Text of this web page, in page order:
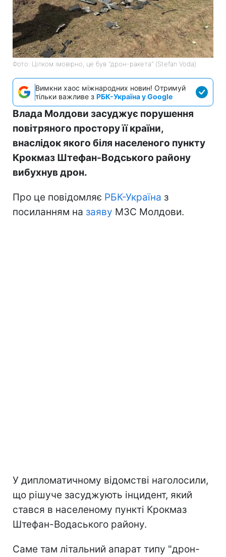
Фото: Цілком імовірно, це був "дрон-ракета" (Stefan Voda)
Вимкни хаос міжнародних новин! Отримуй
тільки важливе з РБК-Україна у Google
Влада Молдови засуджує порушення
повітряного простору її країни,
внаслідок якого біля населеного пункту
Крокмаз Штефан-Водського району
вибухнув дрон.
Про це повідомляє РБК-Україна з
посиланням на заяву МЗС Молдови.
У дипломатичному відомстві наголосили,
що рішуче засуджують інцидент, який
стався в населеному пункті Крокмаз
Штефан-Водаського району.
Саме там літальний апарат типу "дрон-